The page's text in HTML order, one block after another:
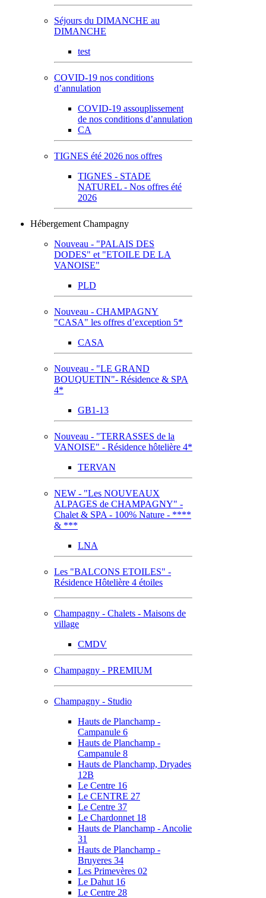
Séjours du DIMANCHE au
DIMANCHE
test
COVID-19 nos conditions
d’annulation
COVID-19 assouplissement
de nos conditions d’annulation
CA
TIGNES été 2026 nos offres
TIGNES - STADE
NATUREL - Nos offres été
2026
Hébergement Champagny
Nouveau - "PALAIS DES
DODES" et "ETOILE DE LA
VANOISE"
PLD
Nouveau - CHAMPAGNY
"CASA" les offres d’exception 5*
CASA
Nouveau - "LE GRAND
BOUQUETIN"- Résidence & SPA
4*
GB1-13
Nouveau - "TERRASSES de la
VANOISE" - Résidence hôtelière 4*
TERVAN
NEW - "Les NOUVEAUX
ALPAGES de CHAMPAGNY" -
Chalet & SPA - 100% Nature - ****
& ***
LNA
Les "BALCONS ETOILES" -
Résidence Hôtelière 4 étoiles
Champagny - Chalets - Maisons de
village
CMDV
Champagny - PREMIUM
Champagny - Studio
Hauts de Planchamp -
Campanule 6
Hauts de Planchamp -
Campanule 8
Hauts de Planchamp, Dryades
12B
Le Centre 16
Le CENTRE 27
Le Centre 37
Le Chardonnet 18
Hauts de Planchamp - Ancolie
31
Hauts de Planchamp -
Bruyeres 34
Les Primevères 02
Le Dahut 16
Le Centre 28